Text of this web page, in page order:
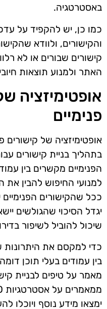
באסטרטגיה.
כמו כן, יש להקפיד על
והקישורים, ולוודא
קישורים שבורים או לא
האתר ולמנוע תוצאות
אופטימיזציה
פנימיים
אופטימיזציה של קישורים
הפנימיים מקשרים בין
למנועי החיפוש להבין
ככל שהקישורים הפנימיים
יגדל הסיכוי שהגולשים
שיכול להוביל לשיפור
כדי למקסם את היתרונות
בין עמודים בעלי תוכן
מאמר על טיפים לבניית
ימצאו מידע נוסף ויוכלו